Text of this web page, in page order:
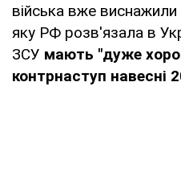
війська вже виснажили
яку РФ розв'язала в
ЗСУ мають "дуже
контрнаступ навесні